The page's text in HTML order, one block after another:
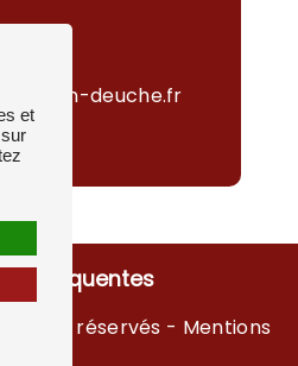
Email
en-deuche.fr
fréquentes
droits réservés - Mentions
et